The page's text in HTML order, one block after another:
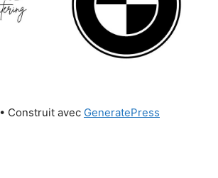
• Construit avec GeneratePress